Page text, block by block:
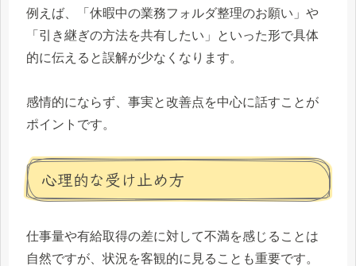
例えば、「休暇中の業務フォルダ整理のお願い」や
「引き継ぎの方法を共有したい」といった形で具体
的に伝えると誤解が少なくなります。
感情的にならず、事実と改善点を中心に話すことが
ポイントです。
心理的な受け止め方
仕事量や有給取得の差に対して不満を感じることは
自然ですが、状況を客観的に見ることも重要です。